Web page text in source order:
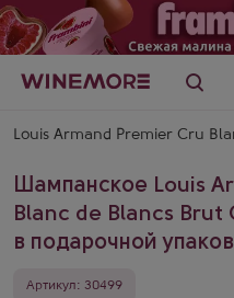
Louis Armand Premier Cru
Шампанское Louis
Blanc de Blancs Brut
в подарочной
Артикул: 30499